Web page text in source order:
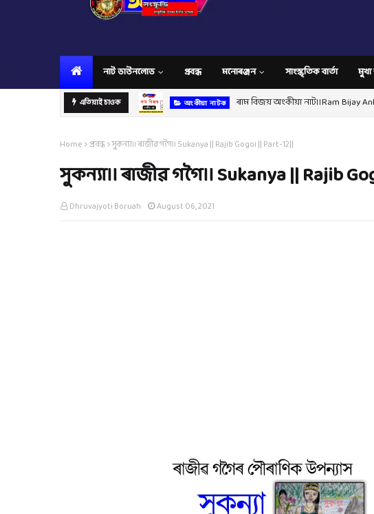
নাট ডাউনলোড প্ৰবন্ধ মনোৰঞ্জন সাংস্কৃতিক বাৰ্তা
এতিয়াই চাওক অংকীয়া নাটক ৰাম বিজয় অংকীয়া নাট।।Ram Bijay
Home প্ৰবন্ধ সুকন্যা।। ৰাজীৱ গগৈ।। Sukanya || Rajib Gogoi || Part-12||
সুকন্যা।। ৰাজীৱ গগৈ।। Sukanya || Rajib
Dhruvajyoti Boruah August 06, 2021